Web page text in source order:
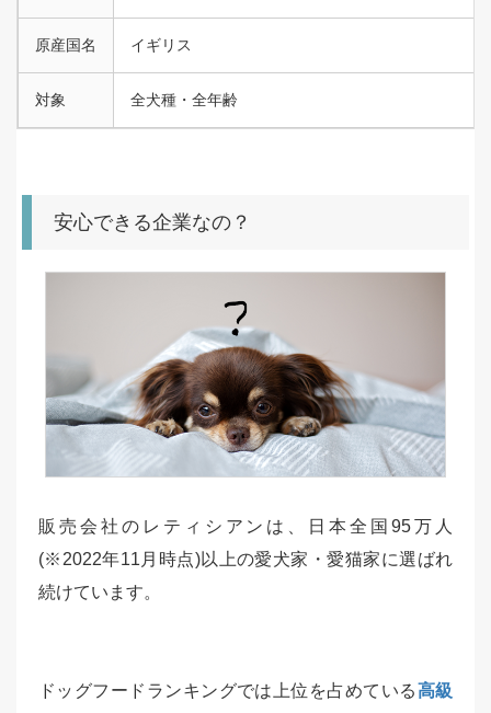
原産国名 イギリス
対象 全犬種・全年齢
安心できる企業なの？
販売会社のレティシアンは、日本全国95万人
(※2022年11月時点)以上の愛犬家・愛猫家に選ばれ
続けています。
ドッグフードランキングでは上位を占めている高級